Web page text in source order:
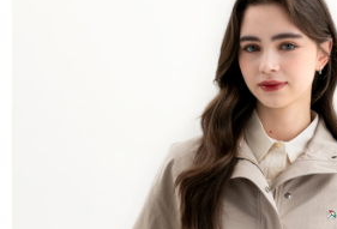
每筆NT$120，滿NT$1,500(含以上)免運費